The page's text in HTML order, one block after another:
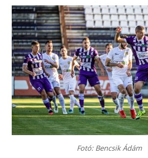
Fotó: Bencsik Ádám